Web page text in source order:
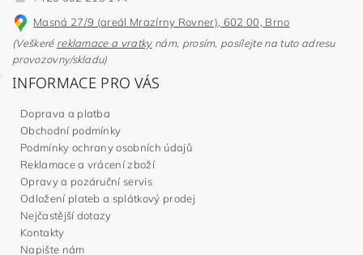
Masná 27/9 (areál Mrazírny Rovner), 602 00, Brno
(Veškeré reklamace a vratkynám, prosím, posílejte na tuto adresu
provozovny/skladu)
INFORMACE PRO VÁS
Doprava a platba
Obchodní podmínky
Podmínky ochrany osobních údajů
Reklamace a vrácení zboží
Opravy a pozáruční servis
Odložení plateb a splátkový prodej
Nejčastější dotazy
Kontakty
Napište nám